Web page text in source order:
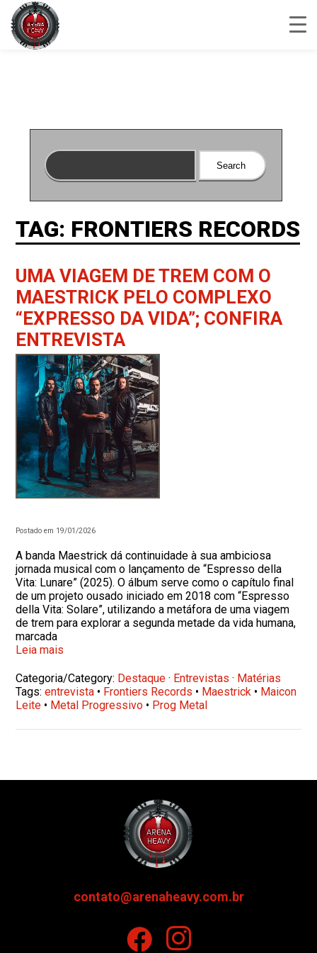
TAG: FRONTIERS RECORDS
UMA VIAGEM DE TREM COM O
MAESTRICK PELO COMPLEXO
“EXPRESSO DA VIDA”; CONFIRA
ENTREVISTA
Postado em 19/01/2026
A banda Maestrick dá continuidade à sua ambiciosa
jornada musical com o lançamento de “Espresso della
Vita: Lunare” (2025). O álbum serve como o capítulo final
de um projeto ousado iniciado em 2018 com “Espresso
della Vita: Solare”, utilizando a metáfora de uma viagem
de trem para explorar a segunda metade da vida humana,
marcada
Leia mais
Categoria/Category: Destaque · Entrevistas · Matérias
Tags:entrevista • Frontiers Records • Maestrick • Maicon
Leite • Metal Progressivo • Prog Metal
contato@arenaheavy.com.br